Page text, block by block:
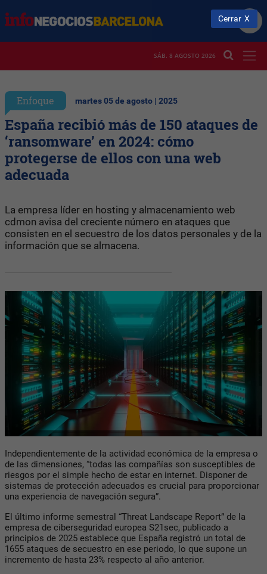
SÁB. 8 AGOSTO 2026
Enfoque martes 05 de agosto | 2025
España recibió más de 150 ataques de
‘ransomware’ en 2024: cómo
protegerse de ellos con una web
adecuada
La empresa líder en hosting y almacenamiento web
cdmon avisa del creciente número en ataques que
consisten en el secuestro de los datos personales y de la
información que se almacena.
Independientemente de la actividad económica de la empresa o
de las dimensiones, “todas las compañías son susceptibles de
riesgos por el simple hecho de estar en internet. Disponer de
sistemas de protección adecuados es crucial para proporcionar
una experiencia de navegación segura”.
El último informe semestral “Threat Landscape Report” de la
empresa de ciberseguridad europea S21sec, publicado a
principios de 2025 establece que España registró un total de
1655 ataques de secuestro en ese periodo, lo que supone un
incremento de hasta 23% respecto al año anterior.
Cerrar